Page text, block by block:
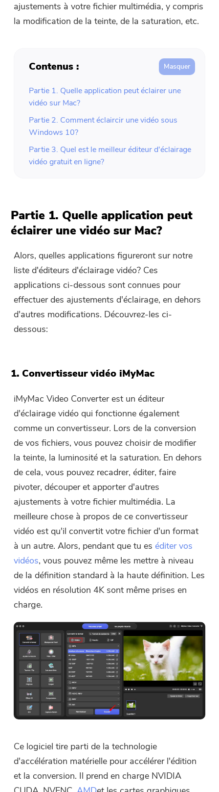
ajustements à votre fichier multimédia, y compris
la modification de la teinte, de la saturation, etc.
Contenus :
Partie 1. Quelle application peut éclairer une
vidéo sur Mac?
Partie 2. Comment éclaircir une vidéo sous
Windows 10?
Partie 3. Quel est le meilleur éditeur d'éclairage
vidéo gratuit en ligne?
Partie 1. Quelle application peut
éclairer une vidéo sur Mac?
Alors, quelles applications figureront sur notre
liste d'éditeurs d'éclairage vidéo? Ces
applications ci-dessous sont connues pour
effectuer des ajustements d'éclairage, en dehors
d'autres modifications. Découvrez-les ci-
dessous:
1. Convertisseur vidéo iMyMac
iMyMac Video Converter est un éditeur
d'éclairage vidéo qui fonctionne également
comme un convertisseur. Lors de la conversion
de vos fichiers, vous pouvez choisir de modifier
la teinte, la luminosité et la saturation. En dehors
de cela, vous pouvez recadrer, éditer, faire
pivoter, découper et apporter d'autres
ajustements à votre fichier multimédia. La
meilleure chose à propos de ce convertisseur
vidéo est qu'il convertit votre fichier d'un format
à un autre. Alors, pendant que tu eséditer vos
vidéos, vous pouvez même les mettre à niveau
de la définition standard à la haute définition. Les
vidéos en résolution 4K sont même prises en
charge.
Ce logiciel tire parti de la technologie
d'accélération matérielle pour accélérer l'édition
et la conversion. Il prend en charge NVIDIA